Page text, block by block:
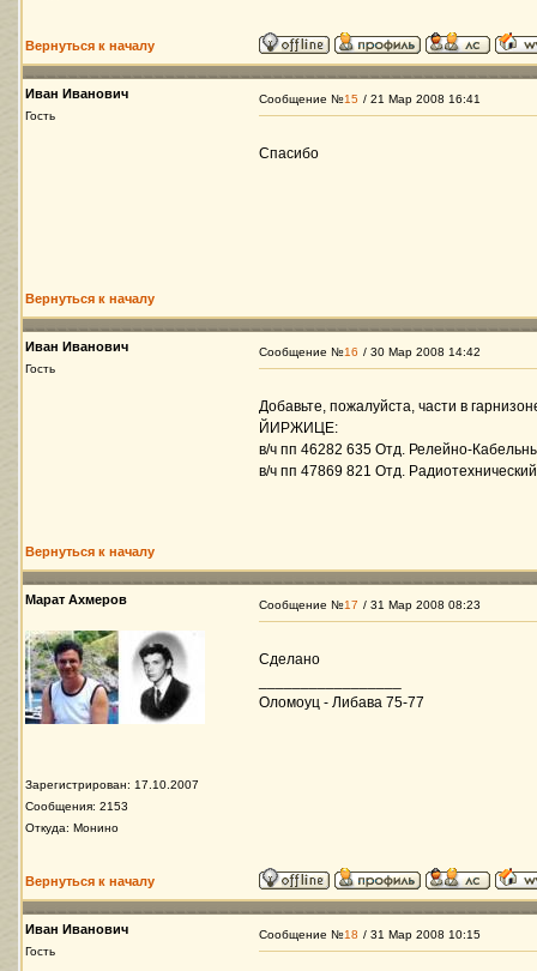
Вернуться к началу
Иван Иванович
Гость
Сообщение №15 / 21 Мар 2008 16:41
Спасибо
Вернуться к началу
Иван Иванович
Гость
Сообщение №16 / 30 Мар 2008 14:42
Добавьте, пожалуйста, части в
ЙИРЖИЦЕ:
в/ч пп 46282 635 Отд. Релейно-
в/ч пп 47869 821 Отд.
Вернуться к началу
Марат Ахмеров
Зарегистрирован: 17.10.2007
Сообщения: 2153
Откуда: Монино
Сообщение №17 / 31 Мар 2008 08:23
Сделано
Оломоуц - Либава 75-77
Вернуться к началу
Иван Иванович
Гость
Сообщение №18 / 31 Мар 2008 10:15